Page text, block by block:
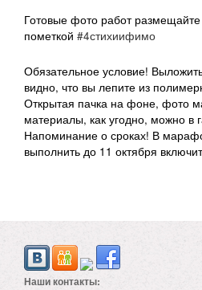
Готовые фото работ
пометкой #4стихиифимо
Обязательное условие!
видно, что вы лепите из
Открытая пачка на фоне, фото
материалы, как угодно, можно в
Напоминание о сроках! В
выполнить до 11 октября
Наши контакты: